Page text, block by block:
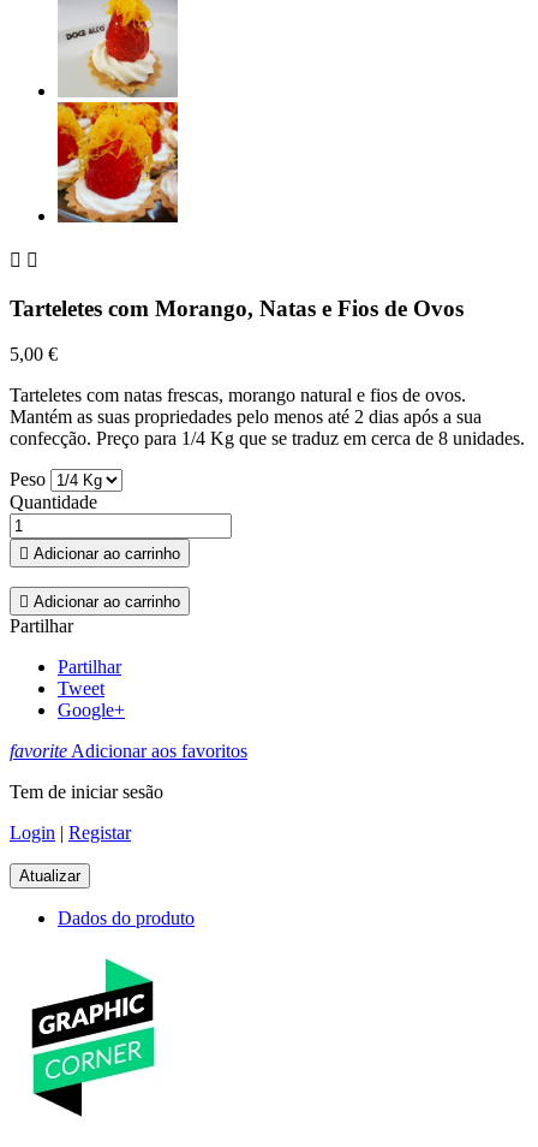
 
Tarteletes com Morango, Natas e Fios de Ovos
5,00 €
Tarteletes com natas frescas, morango natural e fios de ovos.
Mantém as suas propriedades pelo menos até 2 dias após a sua
confecção. Preço para 1/4 Kg que se traduz em cerca de 8 unidades.
Peso
Quantidade
 Adicionar ao carrinho
 Adicionar ao carrinho
Partilhar
Partilhar
Tweet
Google+
favoriteAdicionar aos favoritos
Tem de iniciar sesão
Login | Registar
Dados do produto